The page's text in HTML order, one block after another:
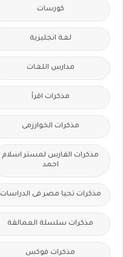
كورسات
لغة انجليزية
مدارس اللغات
مذكرات اقرأ
مذكرات الخوارزمى
مذكرات الفارس لمستر اسلام
احمد
مذكرات تحيا مصر فى الدراسات
مذكرات سلسلة العمالقة
مذكرات فوكس